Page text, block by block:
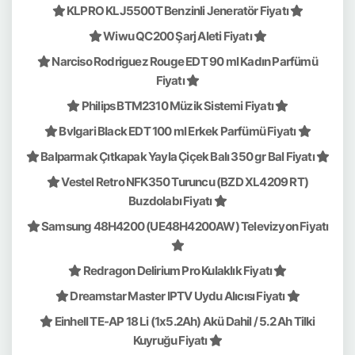
KLPRO KLJ5500T Benzinli Jeneratör Fiyatı
Wiwu QC200 Şarj Aleti Fiyatı
Narciso Rodriguez Rouge EDT 90 ml Kadın Parfümü
Fiyatı
Philips BTM2310 Müzik Sistemi Fiyatı
Bvlgari Black EDT 100 ml Erkek Parfümü Fiyatı
Balparmak Çıtkapak Yayla Çiçek Balı 350 gr Bal Fiyatı
Vestel Retro NFK350 Turuncu (BZD XL4209 RT)
Buzdolabı Fiyatı
Samsung 48H4200 (UE48H4200AW) Televizyon Fiyatı
Redragon Delirium Pro Kulaklık Fiyatı
Dreamstar Master IPTV Uydu Alıcısı Fiyatı
Einhell TE-AP 18 Li (1x5.2Ah) Akü Dahil / 5.2 Ah Tilki
Kuyruğu Fiyatı